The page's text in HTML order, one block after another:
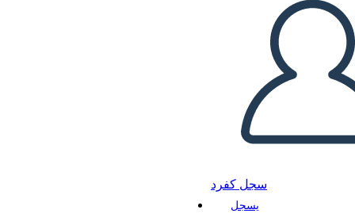
سجل كفرد
يسجل